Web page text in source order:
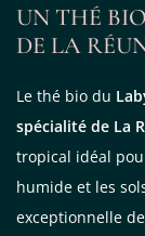
UN THÉ
DE LA
Le thé bio du
spécialité de La
tropical idéal
humide et les
exceptionnelle